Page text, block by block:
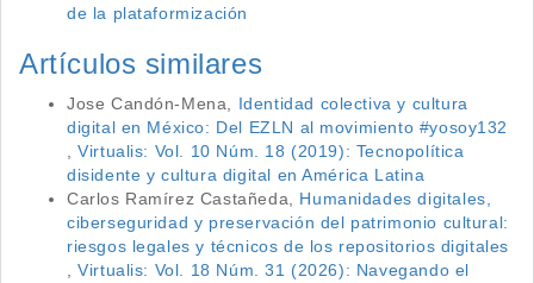
de la plataformización
Artículos similares
Jose Candón-Mena, Identidad colectiva y cultura
digital en México: Del EZLN al movimiento #yosoy132
,Virtualis: Vol. 10 Núm. 18 (2019): Tecnopolítica
disidente y cultura digital en América Latina
Carlos Ramírez Castañeda, Humanidades digitales,
ciberseguridad y preservación del patrimonio cultural:
riesgos legales y técnicos de los repositorios digitales
,Virtualis: Vol. 18 Núm. 31 (2026): Navegando el